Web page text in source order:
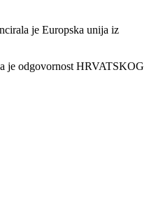
je Europska unija iz
je odgovornost HRVATSKOG